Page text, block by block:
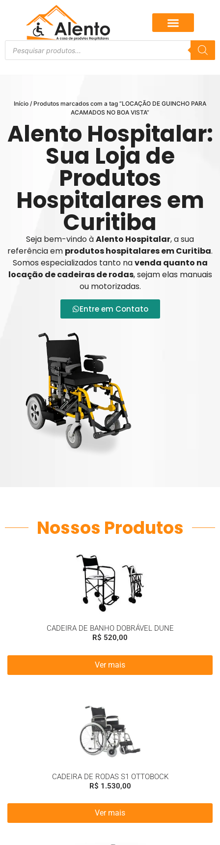
Início / Produtos marcados com a tag “LOCAÇÃO DE GUINCHO PARA
ACAMADOS NO BOA VISTA”
Alento Hospitalar:
Sua Loja de
Produtos
Hospitalares em
Curitiba
Seja bem-vindo àAlento Hospitalar, a sua
referência em produtos hospitalares em Curitiba.
Somos especializados tanto navenda quanto na
locação de cadeiras de rodas, sejam elas manuais
ou motorizadas.
Entre em Contato
Nossos Produtos
CADEIRA DE BANHO DOBRÁVEL DUNE
R$ 520,00
Ver mais
CADEIRA DE RODAS S1 OTTOBOCK
R$ 1.530,00
Ver mais